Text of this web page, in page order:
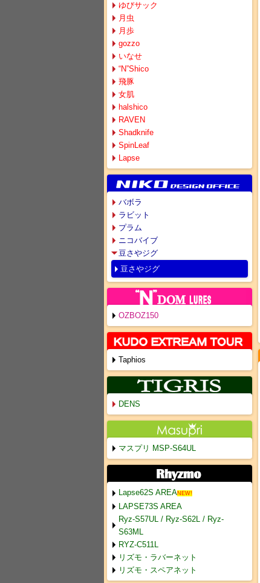
ゆびサック
月虫
月歩
gozzo
いなせ
“N”Shico
飛豚
女肌
halshico
RAVEN
Shadknife
SpinLeaf
Lapse
バボラ
ラビット
プラム
ニコバイブ
豆さやジグ
豆さやジグ
OZBOZ150
Taphios
DENS
マスプリ MSP-S64UL
Lapse62S AREANEW!
LAPSE73S AREA
Ryz-S57UL / Ryz-S62L / Ryz-
S63ML
RYZ-C511L
リズモ・ラバーネット
リズモ・スペアネット